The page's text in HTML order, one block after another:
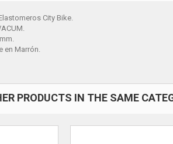
City Bike.
en Marrón.
PRODUCTS IN THE SAME